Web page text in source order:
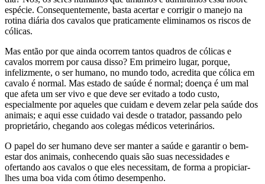
espécie. Consequentemente, basta acertar e corrigir o manejo na
rotina diária dos cavalos que praticamente eliminamos os riscos de
cólicas.
Mas então por que ainda ocorrem tantos quadros de cólicas e
cavalos morrem por causa disso? Em primeiro lugar, porque,
infelizmente, o ser humano, no mundo todo, acredita que cólica em
cavalo é normal. Mas estado de saúde é normal; doença é um mal
que afeta um ser vivo e que deve ser evitado a todo custo,
especialmente por aqueles que cuidam e devem zelar pela saúde dos
animais; e aqui esse cuidado vai desde o tratador, passando pelo
proprietário, chegando aos colegas médicos veterinários.
O papel do ser humano deve ser manter a saúde e garantir o bem-
estar dos animais, conhecendo quais são suas necessidades e
ofertando aos cavalos o que eles necessitam, de forma a propiciar-
lhes uma boa vida com ótimo desempenho.